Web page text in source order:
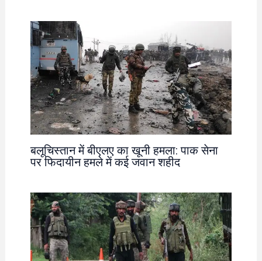
बलूचिस्तान में बीएलए का खूनी हमला: पाक सेना
पर फिदायीन हमले में कई जवान शहीद